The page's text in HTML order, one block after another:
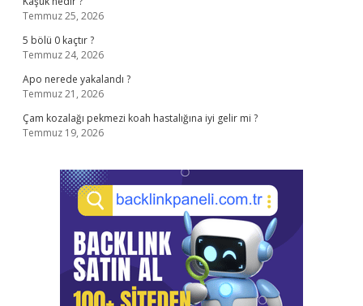
Temmuz 25, 2026
5 bölü 0 kaçtır ?
Temmuz 24, 2026
Apo nerede yakalandı ?
Temmuz 21, 2026
Çam kozalağı pekmezi koah hastalığına iyi gelir mi ?
Temmuz 19, 2026